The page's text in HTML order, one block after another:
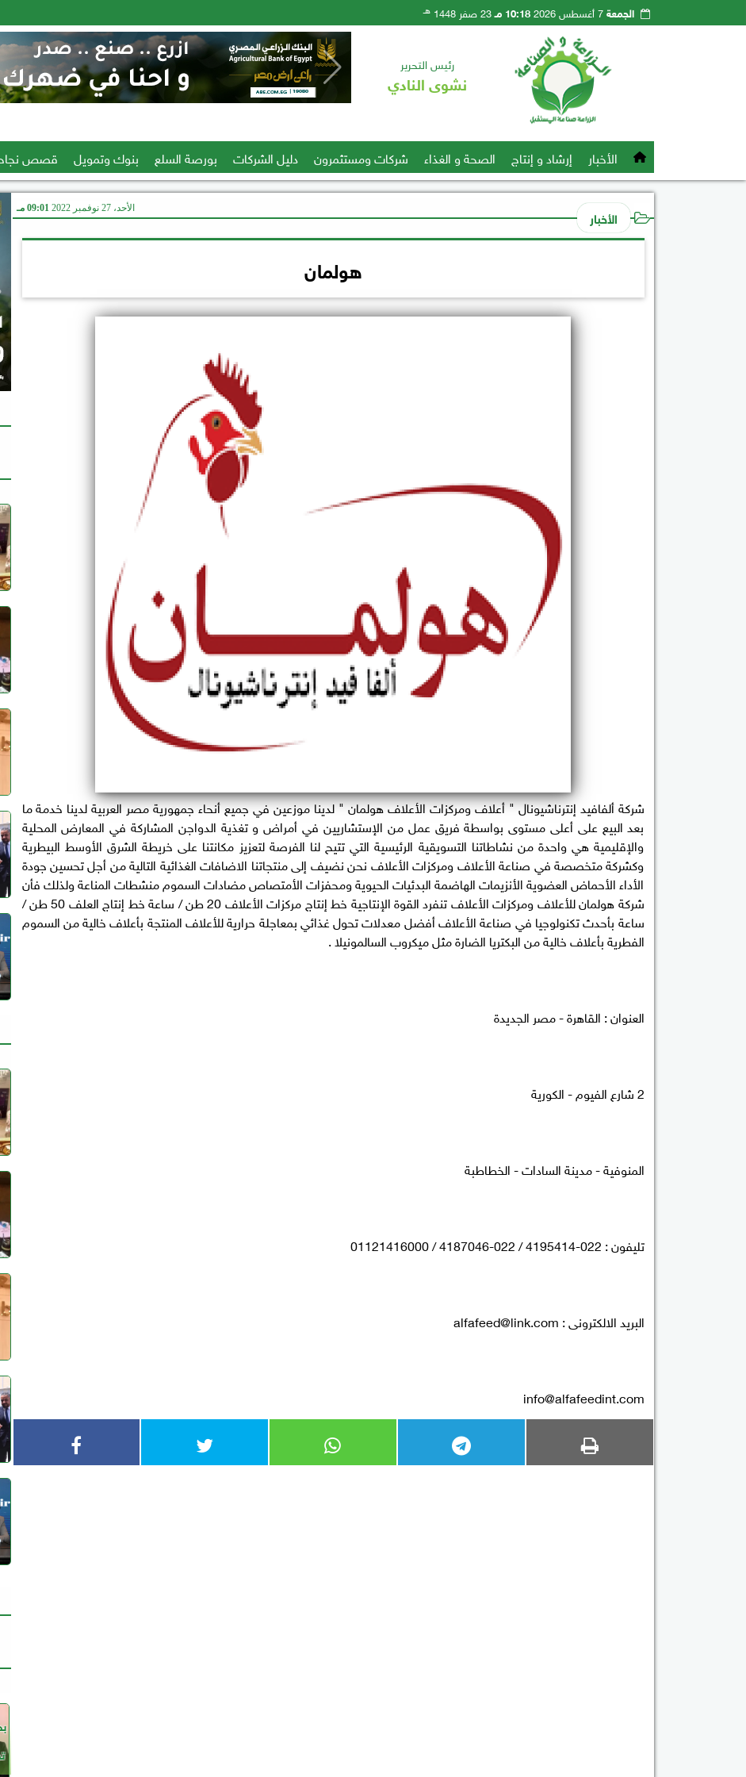
الجمعة7 أغسطس 2026 10:18 مـ 23 صفر 1448 هـ
رئيس التحرير
نشوى النادي
الأخبار إرشاد و إنتاج الصحة و الغذاء شركات ومستثمرون دليل الشركات بورصة السلع بنوك وتمويل قصص
الأخبار الأحد، 27 نوفمبر 2022 09:01 مـ
هولمان
شركة ألفافيد إنترناشيونال " أعلاف ومركزات الأعلاف هولمان " لدينا موزعين في جميع أنحاء جمهورية مصر العربية لدينا خدمة ما
بعد البيع على أعلى مستوى بواسطة فريق عمل من الإستشاريين في أمراض و تغذية الدواجن المشاركة في المعارض المحلية
والإقليمية هي واحدة من نشاطاتنا التسويقية الرئيسية التي تتيح لنا الفرصة لتعزيز مكانتنا على خريطة الشرق الأوسط البيطرية
وكشركة متخصصة في صناعة الأعلاف ومركزات الأعلاف نحن نضيف إلى منتجاتنا الاضافات الغذائية التالية من أجل تحسين جودة
الأداء الأحماض العضوية الأنزيمات الهاضمة البدئيات الحيوية ومحفزات الأمتصاص مضادات السموم منشطات المناعة ولذلك فأن
شركة هولمان للأعلاف ومركزات الأعلاف تنفرد القوة الإنتاجية خط إنتاج مركزات الأعلاف 20 طن / ساعة خط إنتاج العلف 50 طن /
ساعة بأحدث تكنولوجيا في صناعة الأعلاف أفضل معدلات تحول غذائي بمعاجلة حرارية للأعلاف المنتجة بأعلاف خالية من السموم
الفطرية بأعلاف خالية من البكتريا الضارة مثل ميكروب السالمونيلا .
العنوان : القاهرة - مصر الجديدة
2 شارع الفيوم - الكورية
المنوفية - مدينة السادات - الخطاطبة
تليفون : 022-4195414 / 022-4187046 / 01121416000
البريد الالكترونى : alfafeed@link.com
info@alfafeedint.com